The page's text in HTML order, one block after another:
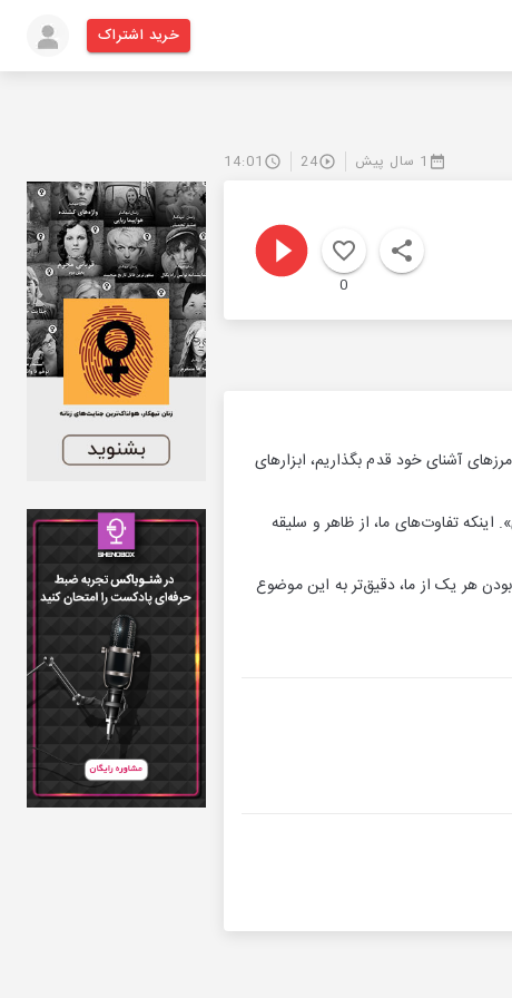
خرید اشتراک
1 سال پیش 24
14:01
0
آشنای خود قدم بگذاریم، ابزارهای
تفاوت‌های ما، از ظاهر و سلیقه
هر یک از ما، دقیق‌تر به این موضوع